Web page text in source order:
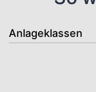
Anlageklassen